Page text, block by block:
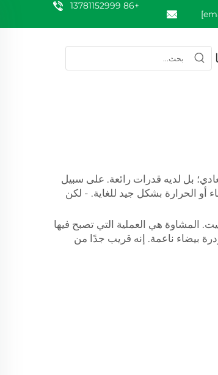
+86 13781152999
بل لديه قدرات رائعة. على سبيل
أو الحرارة بشكل جيد للغاية. - لكن
المشاوة هي العملية التي تصبح فيها
بيضاء ناعمة. إنه قريب جدًا من